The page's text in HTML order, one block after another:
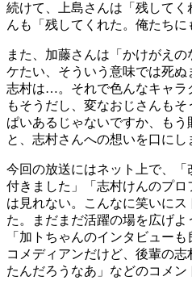
続けて、上島さんは「残して
んも「残してくれた。俺たちに
また、加藤さんは「かけがえ
ケたい、そういう意味では死
志村は…。それで色んなキャラ
もそうだし、変なおじさんも
ぱいあるじゃないですか、もう
と、志村さんへの想いを口にし
今回の放送にはネット上で、
付きました」「志村けんのプ
は見れない。こんなに笑いに
た。まだまだ活躍の場を広げよ
「加トちゃんのインタビュー
コメディアンだけど、後輩の
たんだろうなあ」などのコメン